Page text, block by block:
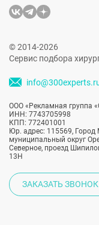
© 2014-2026
Сервис подбора
ООО «Рекламная группа
ИНН: 7743705998
КПП: 772401001
Юр. адрес: 115569, Город
муниципальный округ
Северное, проезд
13Н
ЗАКАЗАТЬ ЗВОНОК